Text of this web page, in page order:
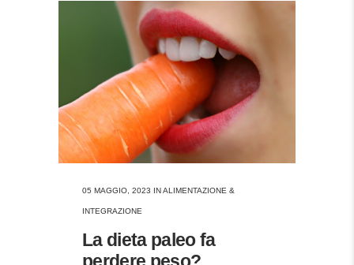
05 MAGGIO, 2023 INALIMENTAZIONE &
INTEGRAZIONE
La dieta paleo fa